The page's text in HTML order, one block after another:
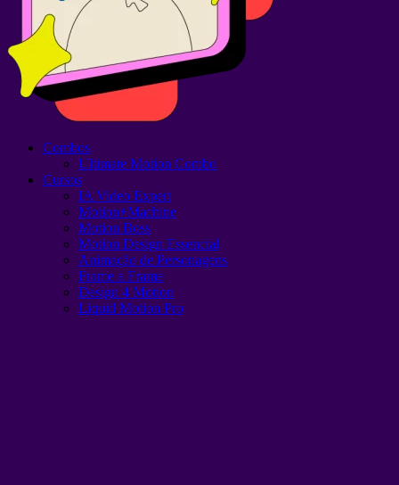
Combos
Ultimate Motion Combo
Cursos
IA Video Expert
Motion+Machine
Motion Boss
Motion Design Essencial
Animação de Personagens
Frame a Frame
Design 4 Motion
Liquid Motion Pro